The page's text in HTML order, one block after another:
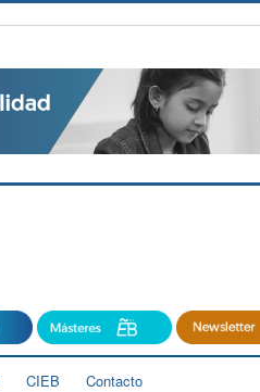
CIEB Contacto